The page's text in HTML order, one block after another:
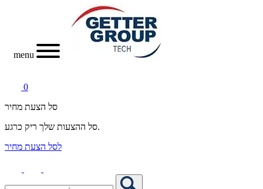
menu
0
סל הצעת מחיר
סל ההצעות שלך ריק כרגע.
לסל הצעת מחיר